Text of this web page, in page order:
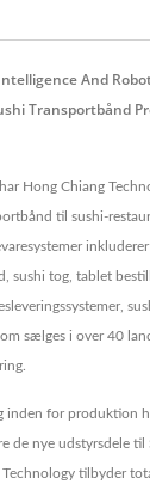
And
Transportbånd
Hong Chiang
til sushi-
inkluderer
sushi tog, tablet
sælges i over 40
inden for produktion
de nye udstyrsdele til
tilbyder